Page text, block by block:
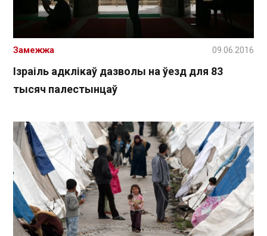
Ізраіль адклікаў дазволы на ўезд для 83
тысяч палестынцаў
Замежжа 09.06.2016